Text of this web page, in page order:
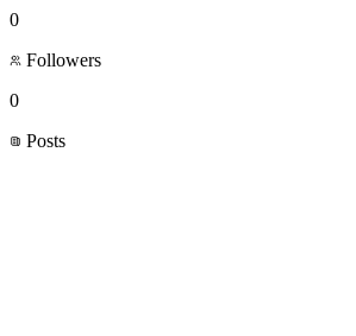
0
Followers
0
Posts